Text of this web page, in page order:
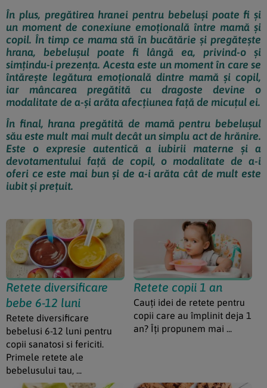
În plus, pregătirea hranei pentru bebeluși poate fi și
un moment de conexiune emoțională între mamă și
copil. În timp ce mama stă în bucătărie și pregătește
hrana, bebelușul poate fi lângă ea, privind-o și
simțindu-i prezența. Acesta este un moment în care se
întărește legătura emoțională dintre mamă și copil,
iar mâncarea pregătită cu dragoste devine o
modalitate de a-și arăta afecțiunea față de micuțul ei.
În final, hrana pregătită de mamă pentru bebelușul
său este mult mai mult decât un simplu act de hrănire.
Este o expresie autentică a iubirii materne și a
devotamentului față de copil, o modalitate de a-i
oferi ce este mai bun și de a-i arăta cât de mult este
iubit și prețuit.
Retete diversificare
bebe 6-12 luni
Retete diversificare
bebelusi 6-12 luni pentru
copii sanatosi si fericiti.
Primele retete ale
bebelusului tau, ...
Retete copii 1 an
Cauți idei de retete pentru
copii care au împlinit deja 1
an? Îți propunem mai ...